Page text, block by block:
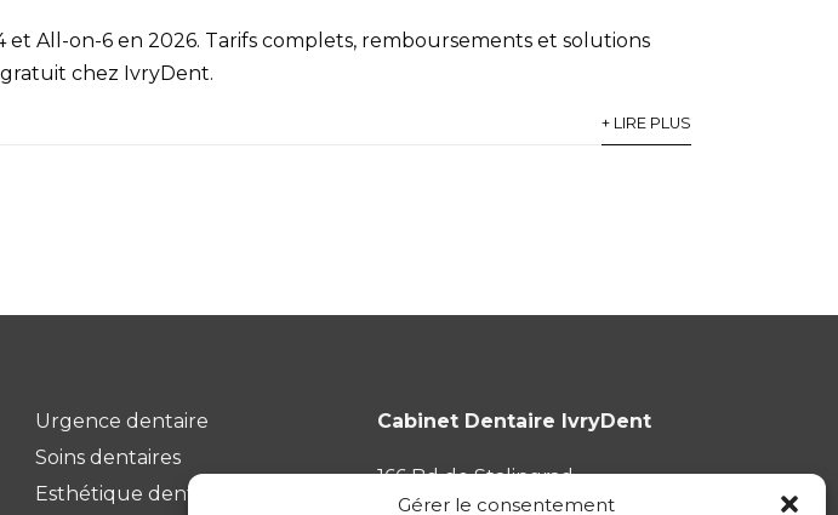
Gérer le consentement
et All-on-6 en 2026. Tarifs complets, remboursements et solutions
chez IvryDent.
+ LIRE PLUS
Urgence dentaire
Soins dentaires
Esthétique dentaire
Cabinet Dentaire IvryDent
166 Bd de Stalingrad